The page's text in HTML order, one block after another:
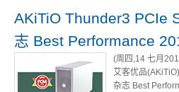
Thunderbolt 3 - 专区
AKiTiO Thunder3 PCIe
志 Best Performance
(周四,14 七月
艾客优品
杂志 Best